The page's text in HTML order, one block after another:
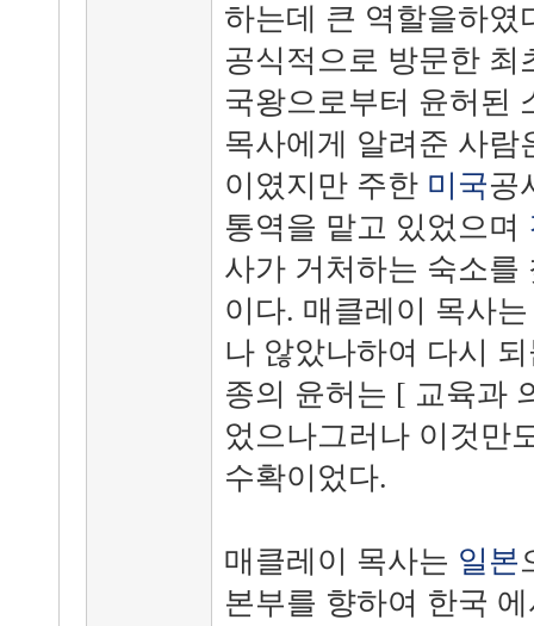
하는데 큰 역할을하였
공식적으로 방문한 최
국왕으로부터 윤허된
목사에게 알려준 사람
이였지만 주한 미국공
통역을 맡고 있었으며
사가 거처하는 숙소를
이다. 매클레이 목사
나 않았나하여 다시
종의 윤허는 [ 교육과
었으나그러나 이것만
수확이었다.
매클레이 목사는 일본
본부를 향하여 한국